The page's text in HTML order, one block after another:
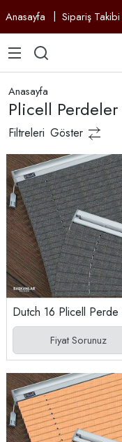
Anasayfa Sipariş Takibi
Anasayfa
Plicell Perdeler
Filtreleri Göster
Dutch 16 Plicell Perde
Fiyat Sorunuz